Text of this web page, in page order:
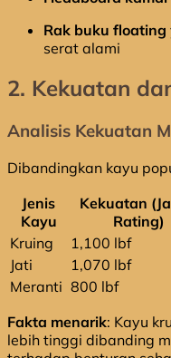
Rak buku floating
serat alami
2. Kekuatan
Analisis Kekuatan
Dibandingkan kayu
Jenis
Kayu
Kekuatan
Rating)
Kruing
1,100 lbf
Jati
1,070 lbf
Meranti 800 lbf
Fakta menarik: Kayu
lebih tinggi dibanding